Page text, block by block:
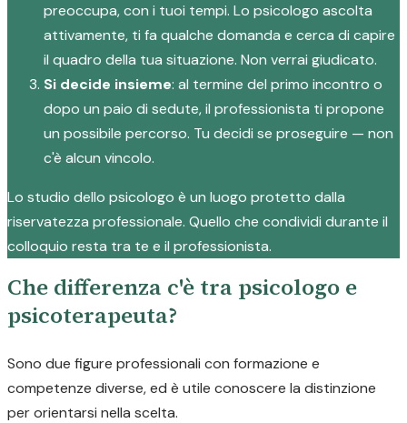
preoccupa, con i tuoi tempi. Lo psicologo ascolta
attivamente, ti fa qualche domanda e cerca di capire
il quadro della tua situazione. Non verrai giudicato.
Si decide insieme: al termine del primo incontro o
dopo un paio di sedute, il professionista ti propone
un possibile percorso. Tu decidi se proseguire — non
c'è alcun vincolo.
Lo studio dello psicologo è un luogo protetto dalla
riservatezza professionale. Quello che condividi durante il
colloquio resta tra te e il professionista.
Che differenza c'è tra psicologo e
psicoterapeuta?
Sono due figure professionali con formazione e
competenze diverse, ed è utile conoscere la distinzione
per orientarsi nella scelta.